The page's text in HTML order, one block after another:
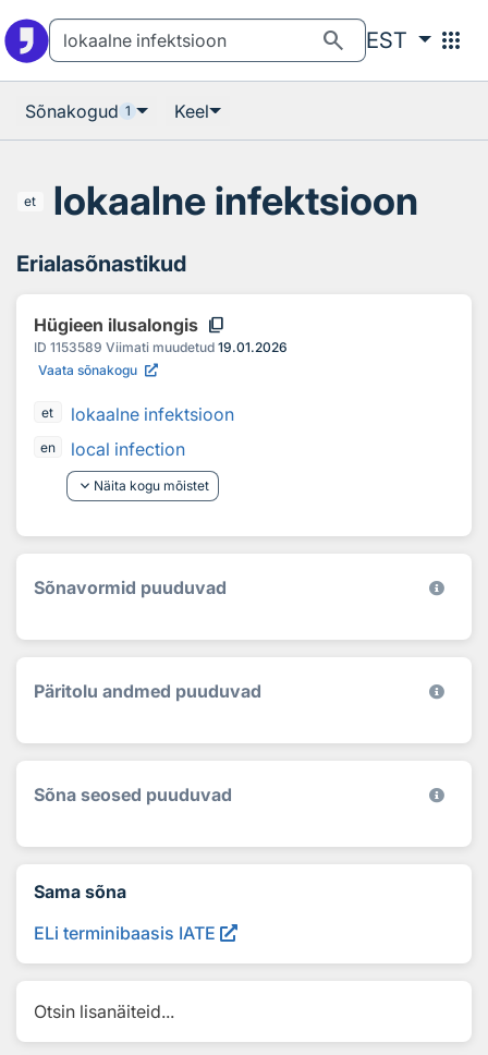
search EST apps
Sõnakogud 1 Keel
et lokaalne infektsioon
Erialasõnastikud
Hügieen ilusalongis content_copy
ID 1153589 Viimati muudetud 19.01.2026
Vaata sõnakogu
et lokaalne infektsioon
en
local infection
keyboard_arrow_down Näita kogu mõistet
Sõnavormid puuduvad
Päritolu andmed puuduvad
Sõna seosed puuduvad
Sama sõna
ELi terminibaasis IATE
Otsin lisanäiteid...